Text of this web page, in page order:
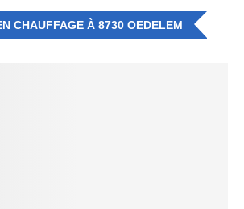
CHAUFFAGE À 8730 OEDELEM